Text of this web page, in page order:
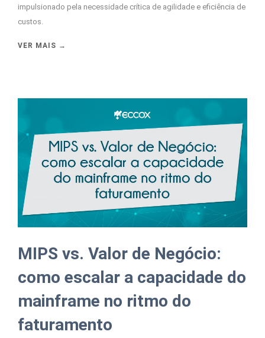
impulsionado pela necessidade crítica de agilidade e eficiência de
custos.
VER MAIS →
MIPS vs. Valor de Negócio:
como escalar a capacidade do
mainframe no ritmo do
faturamento